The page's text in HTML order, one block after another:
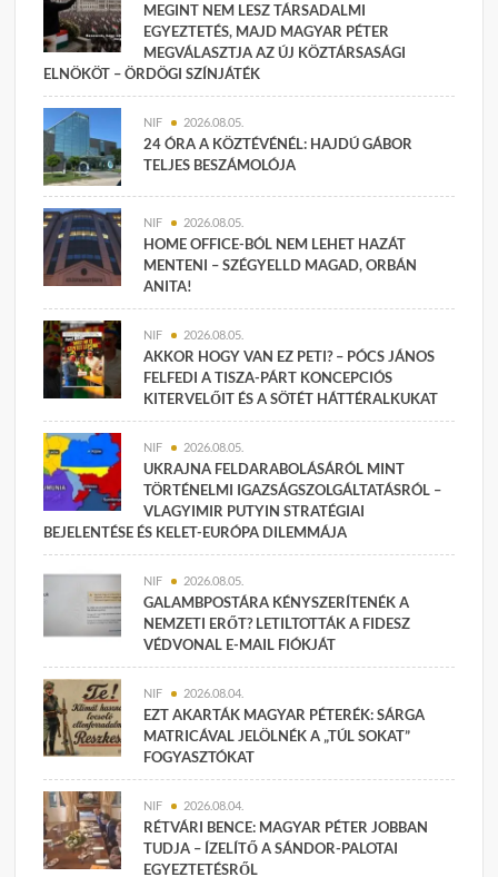
MEGINT NEM LESZ TÁRSADALMI
EGYEZTETÉS, MAJD MAGYAR PÉTER
MEGVÁLASZTJA AZ ÚJ KÖZTÁRSASÁGI
ELNÖKÖT – ÖRDÖGI SZÍNJÁTÉK
NIF 2026.08.05.
24 ÓRA A KÖZTÉVÉNÉL: HAJDÚ GÁBOR
TELJES BESZÁMOLÓJA
NIF 2026.08.05.
HOME OFFICE-BÓL NEM LEHET HAZÁT
MENTENI – SZÉGYELLD MAGAD, ORBÁN
ANITA!
NIF 2026.08.05.
AKKOR HOGY VAN EZ PETI? – PÓCS JÁNOS
FELFEDI A TISZA-PÁRT KONCEPCIÓS
KITERVELŐIT ÉS A SÖTÉT HÁTTÉRALKUKAT
NIF 2026.08.05.
UKRAJNA FELDARABOLÁSÁRÓL MINT
TÖRTÉNELMI IGAZSÁGSZOLGÁLTATÁSRÓL –
VLAGYIMIR PUTYIN STRATÉGIAI
BEJELENTÉSE ÉS KELET-EURÓPA DILEMMÁJA
NIF 2026.08.05.
GALAMBPOSTÁRA KÉNYSZERÍTENÉK A
NEMZETI ERŐT? LETILTOTTÁK A FIDESZ
VÉDVONAL E-MAIL FIÓKJÁT
NIF 2026.08.04.
EZT AKARTÁK MAGYAR PÉTERÉK: SÁRGA
MATRICÁVAL JELÖLNÉK A „TÚL SOKAT”
FOGYASZTÓKAT
NIF 2026.08.04.
RÉTVÁRI BENCE: MAGYAR PÉTER JOBBAN
TUDJA – ÍZELÍTŐ A SÁNDOR-PALOTAI
EGYEZTETÉSRŐL